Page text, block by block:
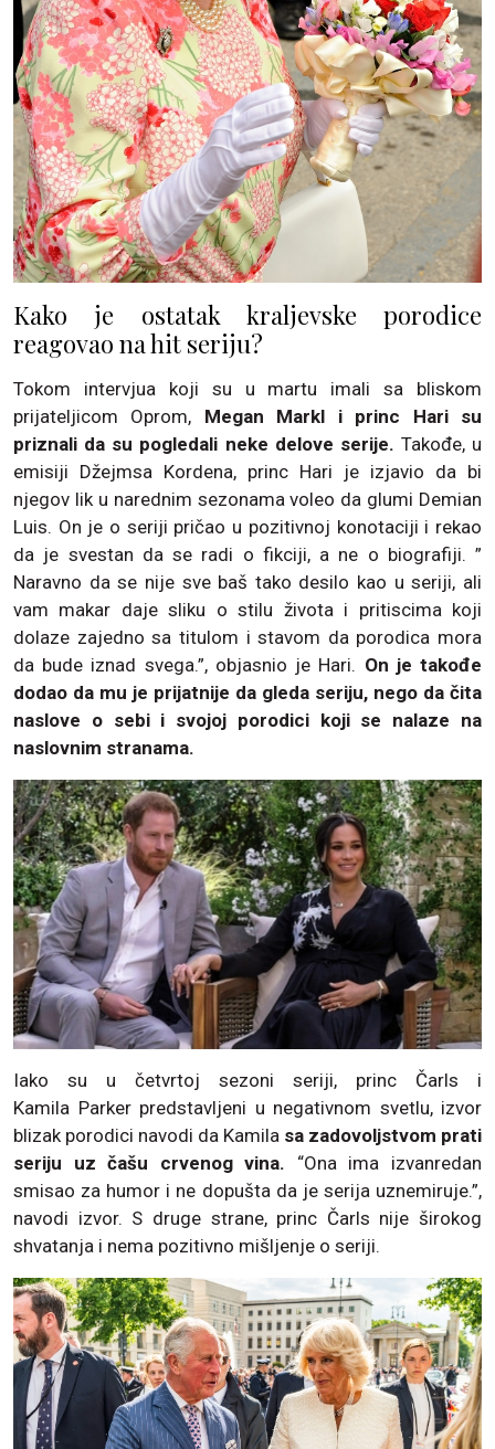
Kako je ostatak kraljevske porodice
reagovao na hit seriju?
Tokom intervjua koji su u martu imali sa bliskom
prijateljicom Oprom, Megan Markl i princ Hari su
priznali da su pogledali neke delove serije. Takođe, u
emisiji Džejmsa Kordena, princ Hari je izjavio da bi
njegov lik u narednim sezonama voleo da glumi Demian
Luis. On je o seriji pričao u pozitivnoj konotaciji i rekao
da je svestan da se radi o fikciji, a ne o biografiji. ”
Naravno da se nije sve baš tako desilo kao u seriji, ali
vam makar daje sliku o stilu života i pritiscima koji
dolaze zajedno sa titulom i stavom da porodica mora
da bude iznad svega.”, objasnio je Hari. On je takođe
dodao da mu je prijatnije da gleda seriju, nego da čita
naslove o sebi i svojoj porodici koji se nalaze na
naslovnim stranama.
Iako su u četvrtoj sezoni seriji, princ Čarls i
Kamila Parker predstavljeni u negativnom svetlu, izvor
blizak porodici navodi da Kamila sa zadovoljstvom prati
seriju uz čašu crvenog vina. “Ona ima izvanredan
smisao za humor i ne dopušta da je serija uznemiruje.”,
navodi izvor. S druge strane, princ Čarls nije širokog
shvatanja i nema pozitivno mišljenje o seriji.